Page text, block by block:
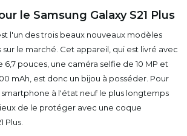
le Samsung Galaxy S21 Plus
l'un des trois beaux nouveaux modèles
sur le marché. Cet appareil, qui est livré avec
6,7 pouces, une caméra selfie de 10 MP et
mAh, est donc un bijou à posséder. Pour
à l'état neuf le plus longtemps
de le protéger avec une coque
Plus.